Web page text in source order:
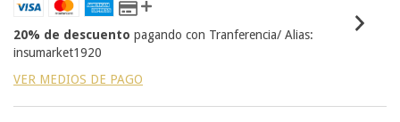
20% de descuento pagando con Tranferencia/ Alias:
insumarket1920
VER MEDIOS DE PAGO